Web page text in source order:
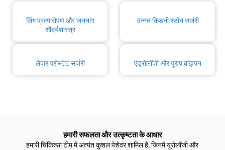
लिंग प्रत्यारोपण और जननांग
सौंदर्यशास्त्र
उन्नत किडनी स्टोन सर्जरी
लेज़र प्रोस्टेट सर्जरी एंड्रोलॉजी और पुरुष बांझपन
हमारी सफलता और उत्कृष्टता के आधार
हमारी चिकित्सा टीम में अत्यंत कुशल पेशेवर शामिल हैं, जिनमें यूरोलॉजी और